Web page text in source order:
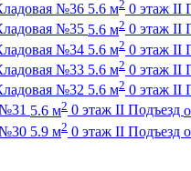
№36 5.6 м2 0 этаж II
№35 5.6 м2 0 этаж II
№34 5.6 м2 0 этаж II
№33 5.6 м2 0 этаж II
№32 5.6 м2 0 этаж II
5.6 м2 0 этаж II Подъезд
№30 5.9 м2 0 этаж II Подъезд